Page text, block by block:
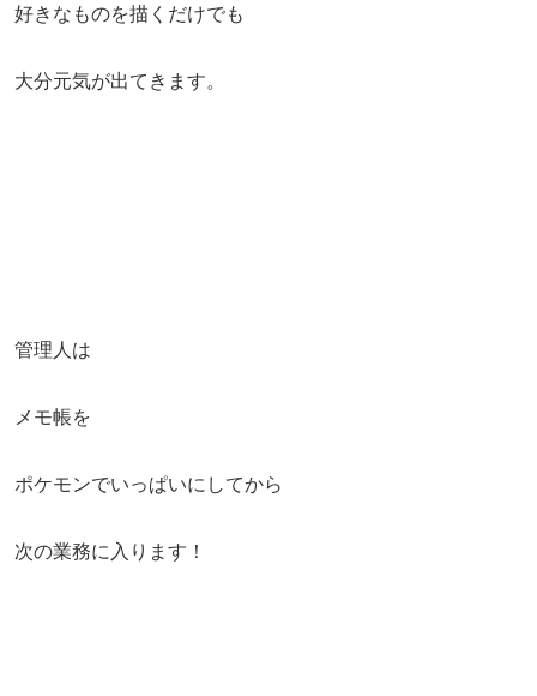
好きなものを描くだけでも
大分元気が出てきます。
管理人は
メモ帳を
ポケモンでいっぱいにしてから
次の業務に入ります！